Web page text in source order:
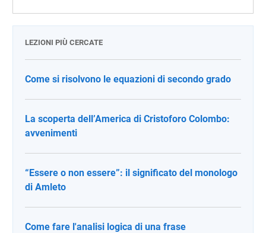
LEZIONI PIÙ CERCATE
Come si risolvono le equazioni di secondo grado
La scoperta dell’America di Cristoforo Colombo:
avvenimenti
“Essere o non essere”: il significato del monologo
di Amleto
Come fare l'analisi logica di una frase